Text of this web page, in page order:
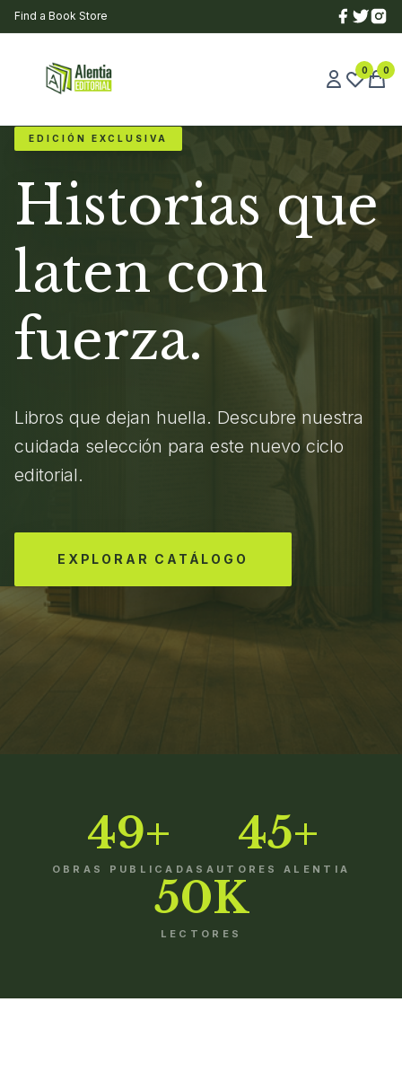
Find a Book Store
0 0
EDICIÓN EXCLUSIVA
Historias que
laten con
fuerza.
Libros que dejan huella. Descubre nuestra
cuidada selección para este nuevo ciclo
editorial.
EXPLORAR CATÁLOGO
49+
OBRAS PUBLICADAS
45+
AUTORES ALENTIA
50K
LECTORES